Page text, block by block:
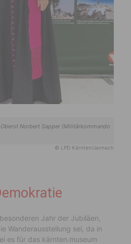
Norbert Sapper (Militärkommando
© LPD Kärnten/Jannach
Jahr der Jubiläen,
Wanderausstellung sei, da in
es für das kärnten.museum